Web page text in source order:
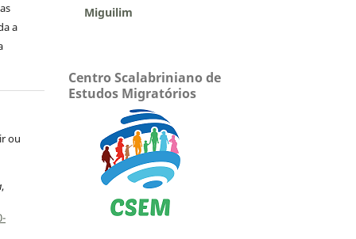
a
ou
,
Miguilim
Centro Scalabriniano de
Estudos Migratórios